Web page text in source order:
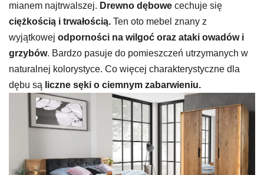
mianem najtrwalszej. Drewno dębowe cechuje się
ciężkością i trwałością. Ten oto mebel znany z
wyjątkowej odporności na wilgoć oraz ataki owadów i
grzybów. Bardzo pasuje do pomieszczeń utrzymanych w
naturalnej kolorystyce. Co więcej charakterystyczne dla
dębu są liczne sęki o ciemnym zabarwieniu.